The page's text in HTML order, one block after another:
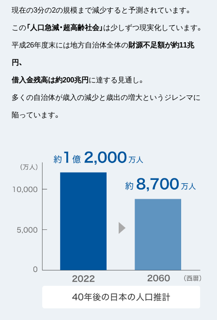
現在の3分の2の規模まで減少すると予測されています。
この「人口急減・超高齢社会」は少しずつ現実化しています。
平成26年度末には地方自治体全体の財源不足額が約11兆
円、
借入金残高は約200兆円に達する見通し。
多くの自治体が歳入の減少と歳出の増大というジレンマに
陥っています。